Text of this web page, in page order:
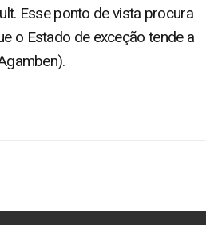
Esse ponto de vista procura
o Estado de exceção tende a